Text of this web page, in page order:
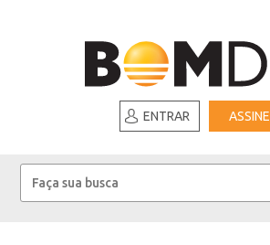
ENTRAR ASSINE